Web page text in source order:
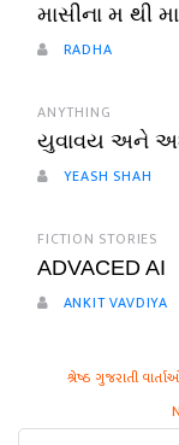
માસીના મ થી
RADHA
ANYTHING
યુવાવય અને
YEASH SHAH
FICTION STORIES
ADVACED AI
ANKIT VAVDIYA
શ્રેષ્ઠ ગુજરાતી